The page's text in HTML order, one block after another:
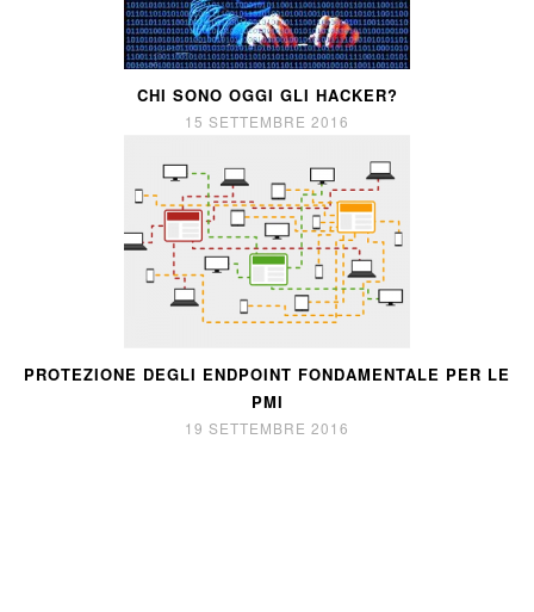
CHI SONO OGGI GLI HACKER?
15 SETTEMBRE 2016
PROTEZIONE DEGLI ENDPOINT FONDAMENTALE PER LE
PMI
19 SETTEMBRE 2016